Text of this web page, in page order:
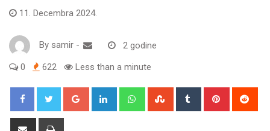
11. Decembra 2024.
By samir - 2 godine
0 622 Less than a minute
Google+ LinkedIn WhatsappStumbleUpon
Tumblr Pinterest
Share